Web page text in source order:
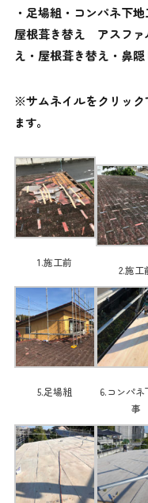
・足場組・コンパネ下
屋根葺き替え アスファ
え・屋根葺き替え・鼻
※サムネイルをクリック
ます。
1.施工前
2.施工
5.足場組
6.コンパネ
事